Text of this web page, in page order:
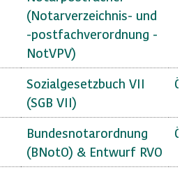
(Notarverzeichnis- und
-postfachverordnung -
NotVPV)
Sozialgesetzbuch VII
(SGB VII)
Bundesnotarordnung
(BNotO) & Entwurf RVO